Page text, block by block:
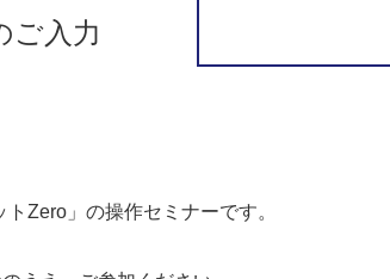
ご入力
Zero」の操作セミナーです。